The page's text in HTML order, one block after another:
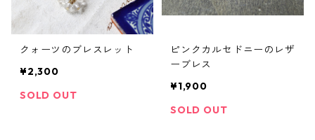
クォーツのブレスレット
¥2,300
SOLD OUT
ピンクカルセドニーのレザ
ーブレス
¥1,900
SOLD OUT